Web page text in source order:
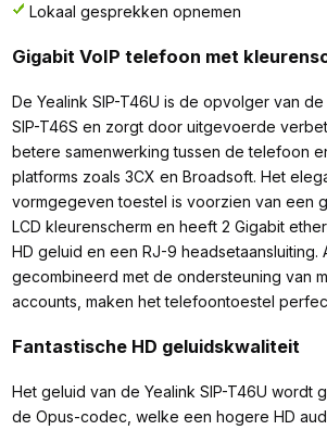
Lokaal gesprekken opnemen
Gigabit VoIP telefoon met
De Yealink SIP-T46U is de opvolger van
SIP-T46S en zorgt door uitgevoerde
betere samenwerking tussen de telefoon
platforms zoals 3CX en Broadsoft. Het
vormgegeven toestel is voorzien van een
LCD kleurenscherm en heeft 2 Gigabit
HD geluid en een RJ-9 headsetaansluiting.
gecombineerd met de ondersteuning van
accounts, maken het telefoontoestel
Fantastische HD geluidskwaliteit
Het geluid van de Yealink SIP-T46U wordt
de Opus-codec, welke een hogere HD